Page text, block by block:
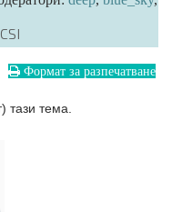
Формат за разпечатване
тази тема.